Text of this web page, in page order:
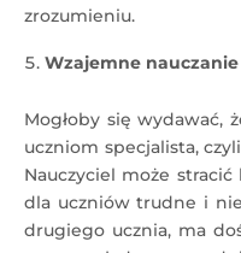
zrozumieniu.
Wzajemne nauczanie
Mogłoby się wydawać,
uczniom specjalista,
Nauczyciel może
dla uczniów trudne i
drugiego ucznia, ma